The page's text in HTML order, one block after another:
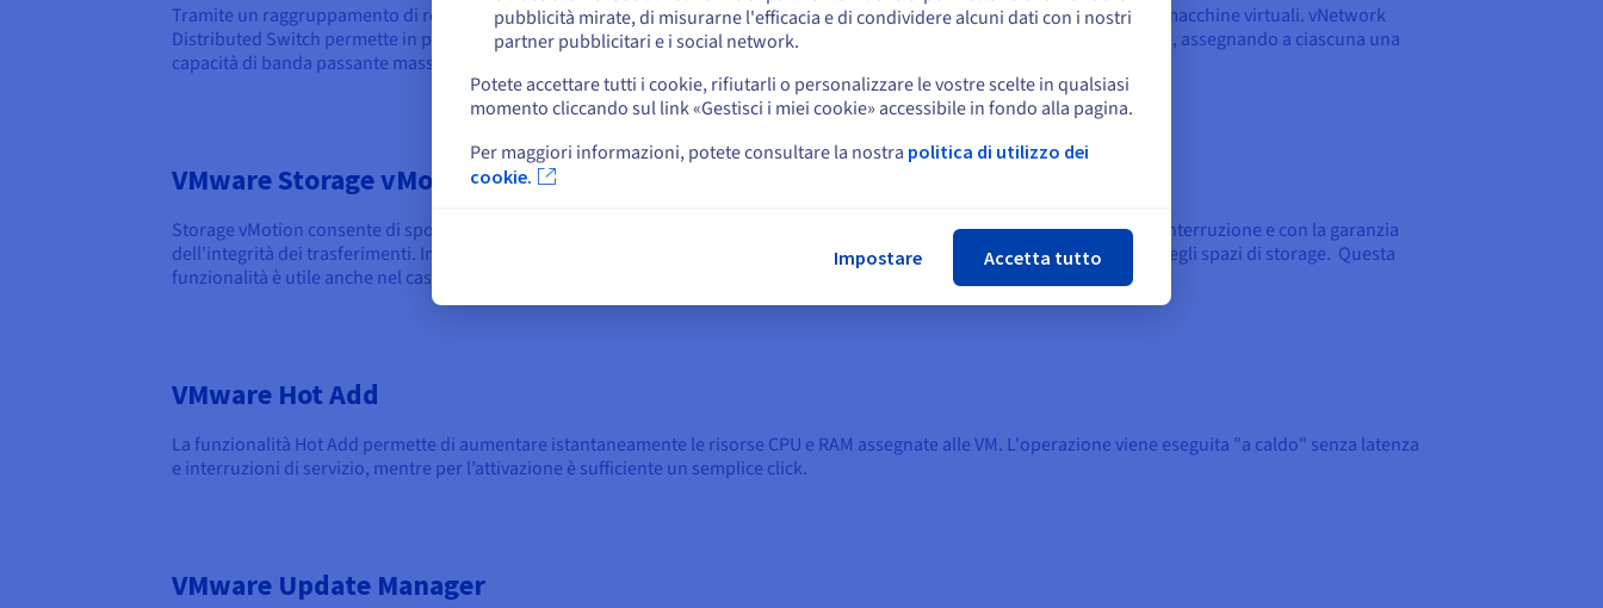
Tramite un raggruppamento di rete per cluster è possibile centralizzare provisioning, amministrazione e monitoraggio delle macchine virtuali. vNetwork
Distributed Switch permette in particolare di applicare una qualità di servizio (QoS) alle diverse funzionalità di rete di VMware, assegnando a ciascuna una
capacità di banda passante massima.
VMware Storage vMotion
Storage vMotion consente di spostare i file disco delle macchine virtuali da uno spazio di storage a un altro, senza la minima interruzione e con la garanzia
dell'integrità dei trasferimenti. In questo modo i servizi sono sempre disponibili, anche durante le manutenzioni pianificate degli spazi di storage. Questa
funzionalità è utile anche nel caso in cui vengano acquisiti nuovi filer e sia necessario effettuare migrazioni.
VMware Hot Add
La funzionalità Hot Add permette di aumentare istantaneamente le risorse CPU e RAM assegnate alle VM. L'operazione viene eseguita "a caldo" senza latenza
e interruzioni di servizio, mentre per l’attivazione è sufficiente un semplice click.
VMware Update Manager
Resta sul sito web attuale
Seleziona un altro sito web
pubblicità mirate, di misurarne l'efficacia e di condividere alcuni dati con i nostri
partner pubblicitari e i social network.
Potete accettare tutti i cookie, rifiutarli o personalizzare le vostre scelte in qualsiasi
momento cliccando sul link «Gestisci i miei cookie» accessibile in fondo alla pagina.
Per maggiori informazioni, potete consultare la nostra politica di utilizzo dei
cookie.
Impostare Accetta tutto